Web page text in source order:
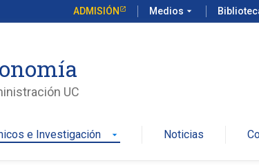
ADMISIÓN Medios arrow_drop_down
UC
e Investigación arrow_drop_down Noticias